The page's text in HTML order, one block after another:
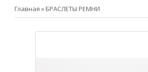
Главная » БРАСЛЕТЫ РЕМНИ